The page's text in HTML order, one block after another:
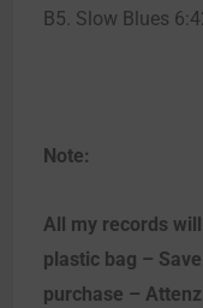
B5. Slow Blues
Note:
All my records
plastic bag –
purchase –